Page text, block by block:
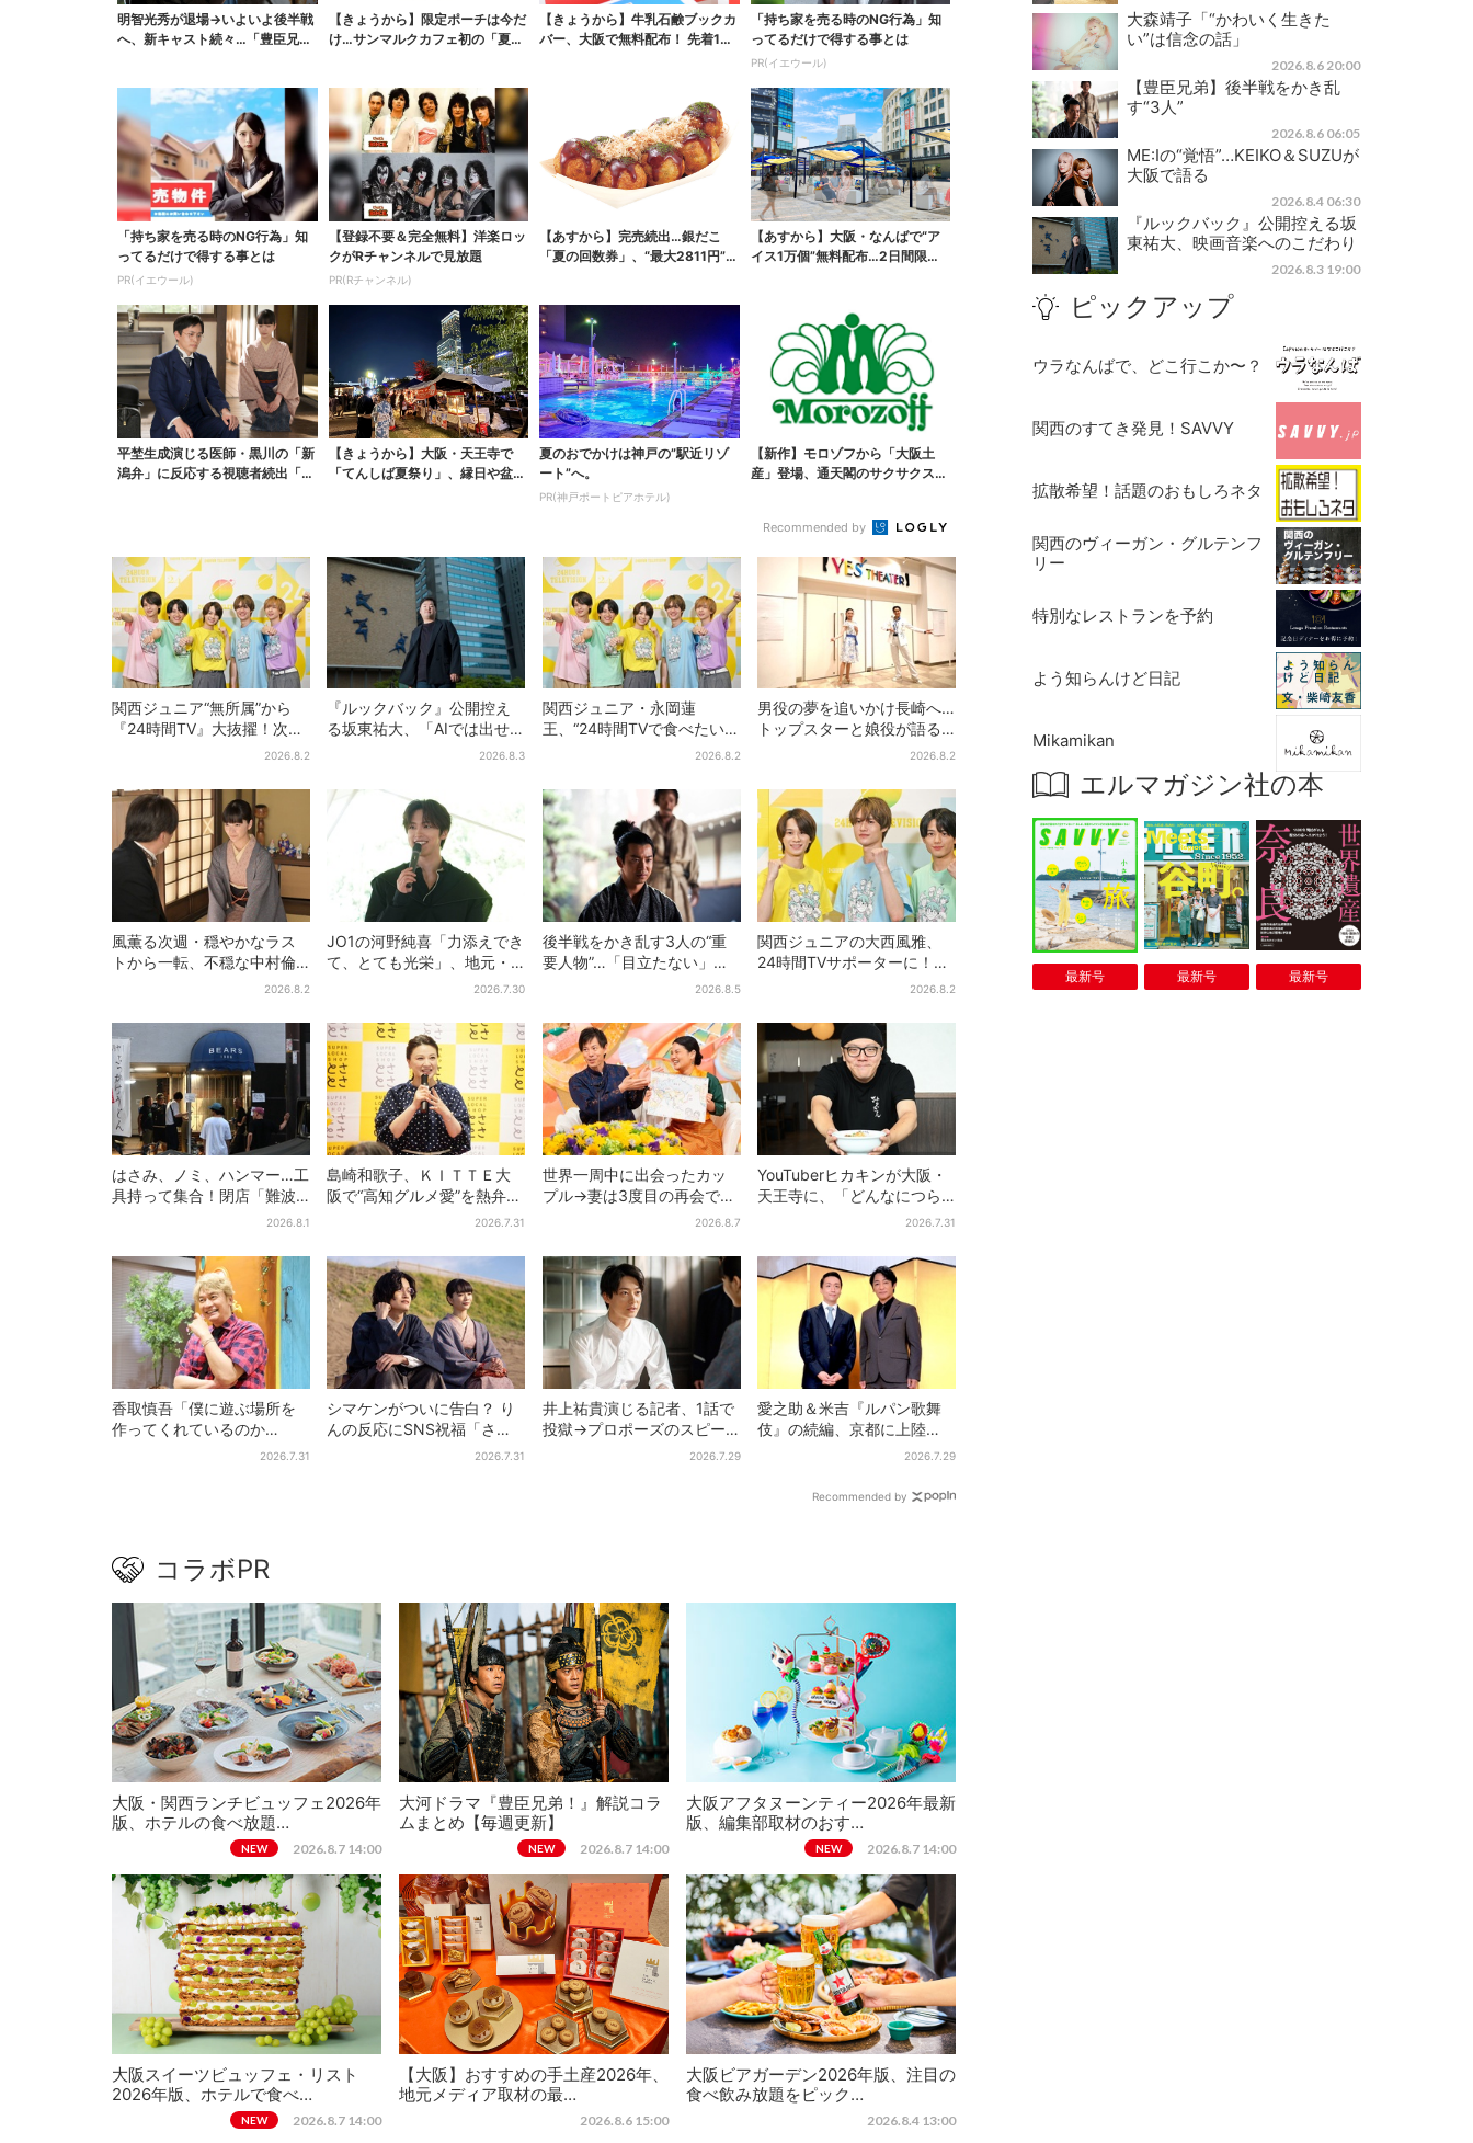
明智光秀が退場→いよいよ後半戦
へ、新キャスト続々…「豊臣兄
【きょうから】限定ポーチは今だ
け…サンマルクカフェ初の「夏福
【きょうから】牛乳石鹸ブックカ
バー、大阪で無料配布！ 先着100
「持ち家を売る時のNG行為」知
ってるだけで得する事とは
PR(イエウール)
「持ち家を売る時のNG行為」知
ってるだけで得する事とは
PR(イエウール)
【登録不要＆完全無料】洋楽ロッ
クがRチャンネルで見放題
PR(Rチャンネル)
【あすから】完売続出…銀だこ
「夏の回数券」、“最大2811円”お
【あすから】大阪・なんばで“ア
イス1万個”無料配布…2日間限定
平埜生成演じる医師・黒川の「新
潟弁」に反応する視聴者続出「グ
【きょうから】大阪・天王寺で
「てんしば夏祭り」、縁日や盆踊
夏のおでかけは神戸の”駅近リゾ
ート”へ。
PR(神戸ポートピアホテル)
【新作】モロゾフから「大阪土
産」登場、通天閣のサクサクスイ
Recommended by
関西ジュニア“無所属”から
『24時間TV』大抜擢！次世
代スターと期待「まさか僕
2026.8.2
『ルックバック』公開控え
る坂東祐大、「AIでは出せ
ない質感がある」映画音楽
2026.8.3
関西ジュニア・永岡蓮
王、“24時間TVで食べたい差
し入れ”は？「キッチンカー
2026.8.2
男役の夢を追いかけ長崎へ…
トップスターと娘役が語る
「ハウステンボス歌劇団」
2026.8.2
風薫る次週・穏やかなラス
トから一転、不穏な中村倫
也の登場に視聴者期待「い
2026.8.2
JO1の河野純喜「力添えでき
て、とても光栄」、地元・
奈良へ凱旋！学生時代の思
2026.7.30
後半戦をかき乱す3人の“重
要人物”…「目立たない」主
人公・仲野太賀も、モブキ
2026.8.5
関西ジュニアの大西風雅、
24時間TVサポーターに！な
にわ男子・藤原丈一郎から
2026.8.2
はさみ、ノミ、ハンマー…工
具持って集合！閉店「難波
ベアーズ」最終日400人超…
い」
2026.8.1
島崎和歌子、ＫＩＴＴＥ大
阪で“高知グルメ愛”を熱弁
「カツオは塩派」「ちくキ
2026.7.31
世界一周中に出会ったカッ
プル→妻は3度目の再会で
「夫の顔の良さを認識」ジ
2026.8.7
YouTuberヒカキンが大阪・
天王寺に、「どんなにつら
い時でも…」ラーメン愛＆兄
2026.7.31
香取慎吾「僕に遊ぶ場所を
作ってくれているのか
も」、異色バラエティ『し
2026.7.31
シマケンがついに告白？ り
んの反応にSNS祝福「さす
がに伝わったよね？」2026.7.31
井上祐貴演じる記者、1話で
投獄→プロポーズのスピー
ド感に視聴者驚き「横沢さ
2026.7.29
愛之助＆米吉『ルパン歌舞
伎』の続編、京都に上陸
「VIVANT好きも観てほし
2026.7.29
Recommended by
コラボPR
大阪・関西ランチビュッフェ2026年
版、ホテルの食べ放題…
NEW 2026.8.7 14:00
大河ドラマ『豊臣兄弟！』解説コラ
ムまとめ【毎週更新】
NEW 2026.8.7 14:00
大阪アフタヌーンティー2026年最新
版、編集部取材のおす…
NEW 2026.8.7 14:00
大阪スイーツビュッフェ・リスト
2026年版、ホテルで食べ…
NEW 2026.8.7 14:00
【大阪】おすすめの手土産2026年、
地元メディア取材の最…
2026.8.6 15:00
大阪ビアガーデン2026年版、注目の
食べ飲み放題をピック…
2026.8.4 13:00
大森靖子「“かわいく生きた
い”は信念の話」
2026.8.6 20:00
【豊臣兄弟】後半戦をかき乱
す“3人”
2026.8.6 06:05
ME:Iの“覚悟”…KEIKO＆SUZUが
大阪で語る
2026.8.4 06:30
『ルックバック』公開控える坂
東祐大、映画音楽へのこだわり
2026.8.3 19:00
ピックアップ
ウラなんばで、どこ行こか〜？
関西のすてき発見！SAVVY
拡散希望！話題のおもしろネタ
関西のヴィーガン・グルテンフ
リー
特別なレストランを予約
よう知らんけど日記
Mikamikan
エルマガジン社の本
最新号 最新号 最新号